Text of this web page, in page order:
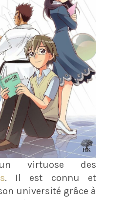
virtuose des
. Il est connu et
université grâce à